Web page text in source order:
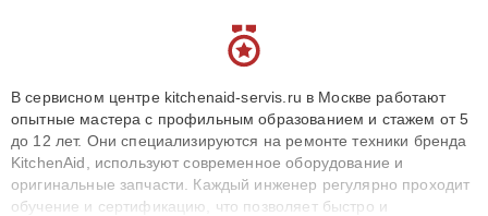
В сервисном центре kitchenaid-servis.ru в Москве работают
опытные мастера с профильным образованием и стажем от 5
до 12 лет. Они специализируются на ремонте техники бренда
KitchenAid, используют современное оборудование и
оригинальные запчасти. Каждый инженер регулярно проходит
обучение и сертификацию, что позволяет быстро и